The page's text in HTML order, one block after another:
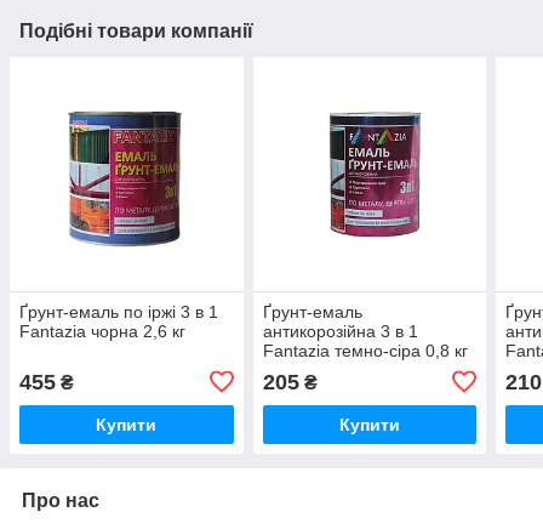
Подібні товари компанії
Ґрунт-емаль по іржі 3 в 1
Fantazia чорна 2,6 кг
455 ₴
Купити
Ґрунт-емаль
антикорозійна 3 в 1
Fantazia темно-сіра 0,8 кг
205₴
Купити
210
Про нас